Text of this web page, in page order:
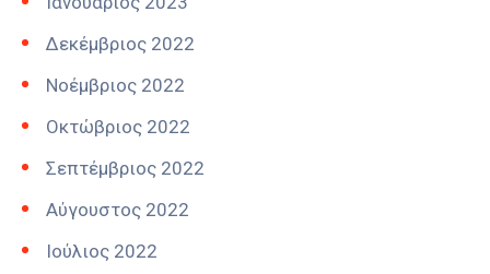
Δεκέμβριος 2022
Νοέμβριος 2022
Οκτώβριος 2022
Σεπτέμβριος 2022
Αύγουστος 2022
Ιούλιος 2022